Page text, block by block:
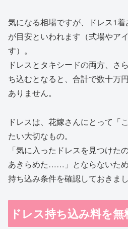
気になる相場ですが、ドレス1
が目安といわれます（式場やア
す）。
ドレスとタキシードの両方、さ
ち込むとなると、合計で数十万
ありません。
ドレスは、花嫁さんにとって「
たい大切なもの。
「気に入ったドレスを見つけた
あきらめた……」とならないた
持ち込み条件を確認しておきまし
ドレス持ち込み料を